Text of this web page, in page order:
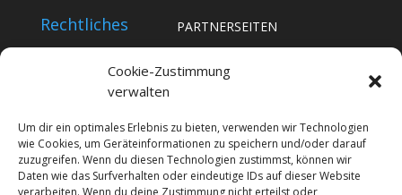
Cookie-Zustimmung
verwalten
Um dir ein optimales Erlebnis zu bieten, verwenden wir Technologien
wie Cookies, um Geräteinformationen zu speichern und/oder darauf
zuzugreifen. Wenn du diesen Technologien zustimmst, können wir
Daten wie das Surfverhalten oder eindeutige IDs auf dieser Website
verarbeiten. Wenn du deine Zustimmung nicht erteilst oder
Rechtliches
Impressum
Datenschutz
PARTNERSEITEN
BYC-Messe
Promiplus